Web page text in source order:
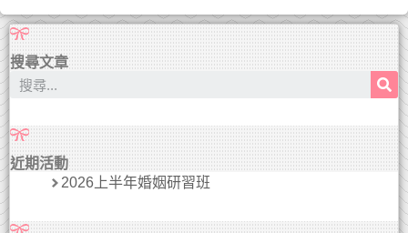
搜尋文章
近期活動
2026上半年婚姻研習班